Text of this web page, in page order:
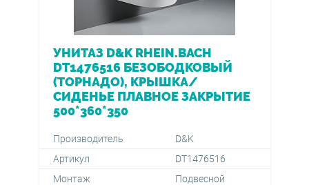
УНИТАЗ D&K RHEIN.BACH
DT1476516 БЕЗОБОДКОВЫЙ
(ТОРНАДО), КРЫШКА/
СИДЕНЬЕ ПЛАВНОЕ ЗАКРЫТИЕ
500*360*350
Производитель
D&K
Артикул
DT1476516
Монтаж
Подвесной